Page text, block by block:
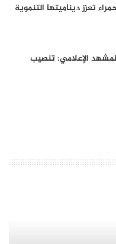
تعزز ديناميتها التنموية
الإعلامي: تنصيب